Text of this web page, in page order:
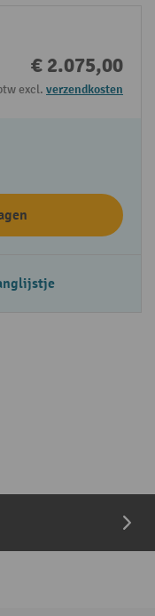
€ 2.075,00
excl. verzendkosten